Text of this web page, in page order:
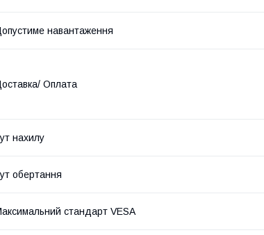
навантаження
Оплата
нахилу
обертання
стандарт VESA